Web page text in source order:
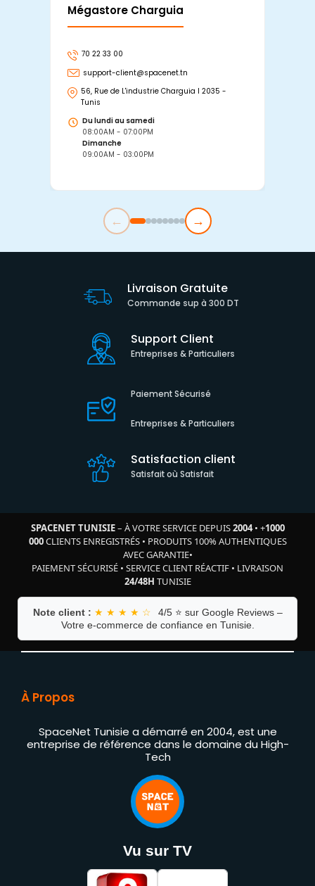
Mégastore Charguia
70 22 33 00
support-client@spacenet.tn
56, Rue de L'industrie Charguia I 2035 -
Tunis
Du lundi au samedi
08:00AM - 07:00PM
Dimanche
09:00AM - 03:00PM
← →
Livraison Gratuite
Commande sup à 300 DT
Support Client
Entreprises & Particuliers
Paiement Sécurisé
Entreprises & Particuliers
Satisfaction client
Satisfait où Satisfait
SPACENET TUNISIE– À VOTRE SERVICE DEPUIS2004• +1000
000CLIENTS ENREGISTRÉS• PRODUITS 100% AUTHENTIQUES
AVEC GARANTIE•
PAIEMENT SÉCURISÉ • SERVICE CLIENT RÉACTIF • LIVRAISON
24/48H TUNISIE
Note client : ★ ★ ★ ★ ☆
4/5 ⭐ sur Google Reviews –
Votre e-commerce de confiance en Tunisie.
À Propos
SpaceNet Tunisie a démarré en 2004, est une
entreprise de référence dans le domaine du High-
Tech
Vu sur TV